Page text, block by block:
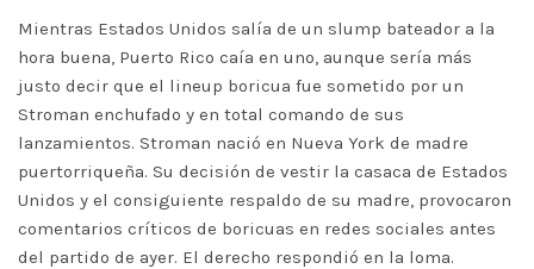
Mientras Estados Unidos salía de un slump bateador a la
hora buena, Puerto Rico caía en uno, aunque sería más
justo decir que el lineup boricua fue sometido por un
Stroman enchufado y en total comando de sus
lanzamientos. Stroman nació en Nueva York de madre
puertorriqueña. Su decisión de vestir la casaca de Estados
Unidos y el consiguiente respaldo de su madre, provocaron
comentarios críticos de boricuas en redes sociales antes
del partido de ayer. El derecho respondió en la loma.